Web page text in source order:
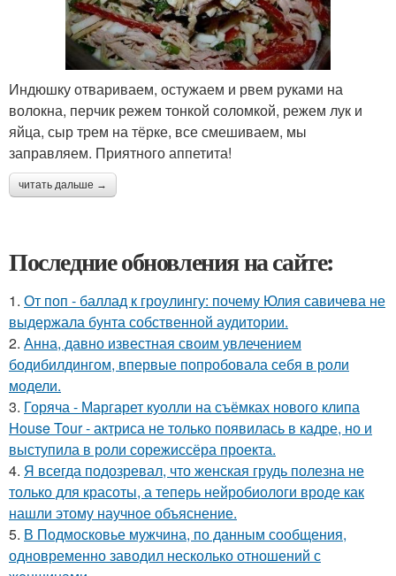
Индюшку отвариваем, остужаем и рвем руками на
волокна, перчик режем тонкой соломкой, режем лук и
яйца, сыр трем на тёрке, все смешиваем, мы
заправляем. Приятного аппетита!
читать дальше →
Последние обновления на сайте:
1. От поп - баллад к гроулингу: почему Юлия савичева не
выдержала бунта собственной аудитории.
2. Анна, давно известная своим увлечением
бодибилдингом, впервые попробовала себя в роли
модели.
3. Горяча - Маргарет куолли на съёмках нового клипа
House Tour - актриса не только появилась в кадре, но и
выступила в роли сорежиссёра проекта.
4. Я всегда подозревал, что женская грудь полезна не
только для красоты, а теперь нейробиологи вроде как
нашли этому научное объяснение.
5. В Подмосковье мужчина, по данным сообщения,
одновременно заводил несколько отношений с